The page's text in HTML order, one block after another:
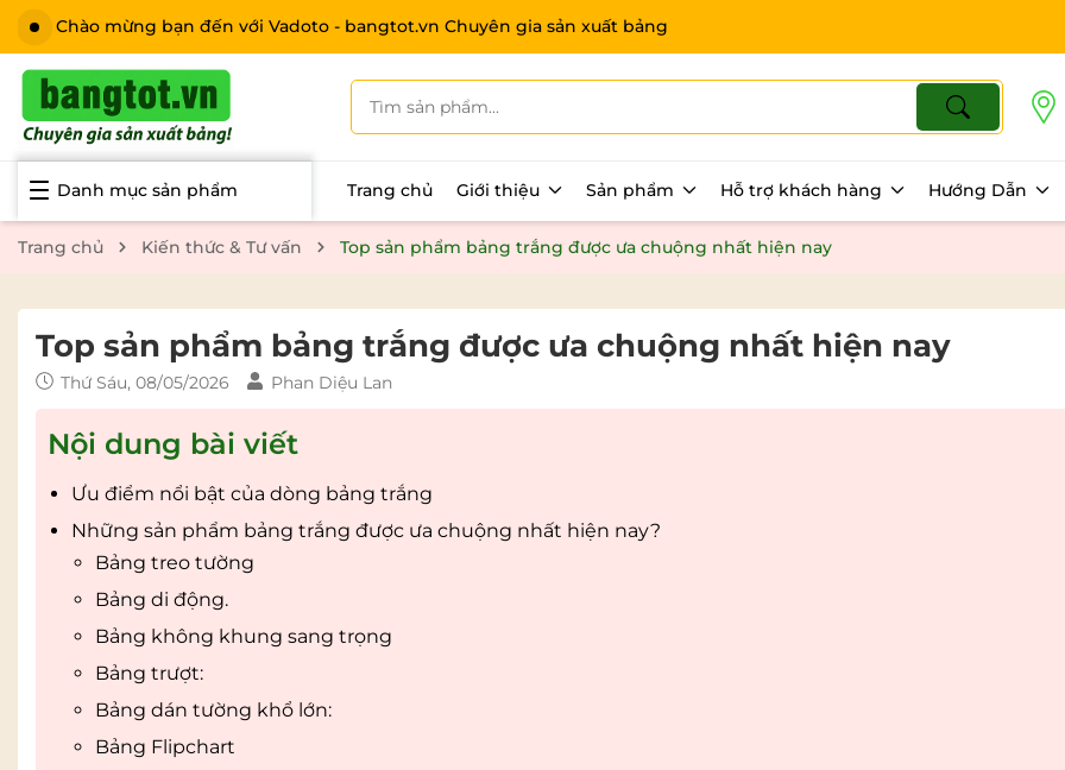
Chào mừng bạn đến với Vadoto - bangtot.vn Chuyên gia sản xuất bảng
Danh mục sản phẩm Trang chủ Giới thiệu Sản phẩm Hỗ trợ khách hàng Hướng Dẫn
Trang chủ Kiến thức & Tư vấn Top sản phẩm bảng trắng được ưa chuộng nhất hiện nay
Top sản phẩm bảng trắng được ưa chuộng nhất hiện nay
Thứ Sáu, 08/05/2026 Phan Diệu Lan
Nội dung bài viết
Ưu điểm nổi bật của dòng bảng trắng
Những sản phẩm bảng trắng được ưa chuộng nhất hiện nay?
Bảng treo tường
Bảng di động.
Bảng không khung sang trọng
Bảng trượt:
Bảng dán tường khổ lớn:
Bảng Flipchart